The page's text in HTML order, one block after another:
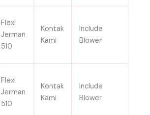
Flexi
Jerman
510
Kontak
Kami
Include
Blower
Flexi
Jerman
510
Kontak
Kami
Include
Blower